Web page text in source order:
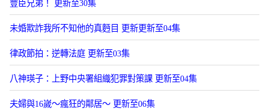
豐臣兄弟！ 更新至30集
未婚欺詐我所不知他的真麪目 更新更新至04集
律政節拍：逆轉法庭 更新至03集
八神瑛子：上野中央署組織犯罪對策課 更新至04集
夫婦與16嵗～瘋狂的鄰居～ 更新至06集